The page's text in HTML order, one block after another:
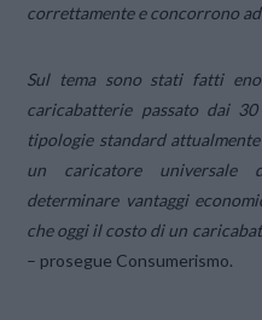
correttamente e concorrono ad
Sul tema sono stati fatti
caricabatterie passato dai
tipologie standard
un caricatore universale
determinare vantaggi
che oggi il costo di un
– prosegue Consumerismo.